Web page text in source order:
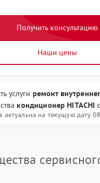
Получить консультацию
Наши цены
услуги ремонт
кондиционер HITACHI
актуальна на текущую дату